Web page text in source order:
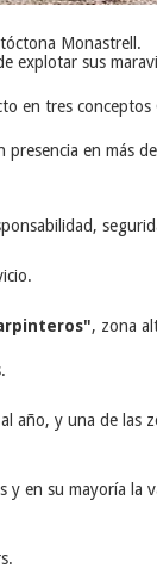
Monastrell.
explotar sus
en tres conceptos
en más
, zona
año, y una de las
y en su mayoría la